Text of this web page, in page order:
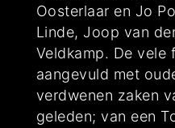
Oosterlaar en Jo
Linde, Joop van
Veldkamp. De vele
aangevuld met
verdwenen zaken
geleden; van een